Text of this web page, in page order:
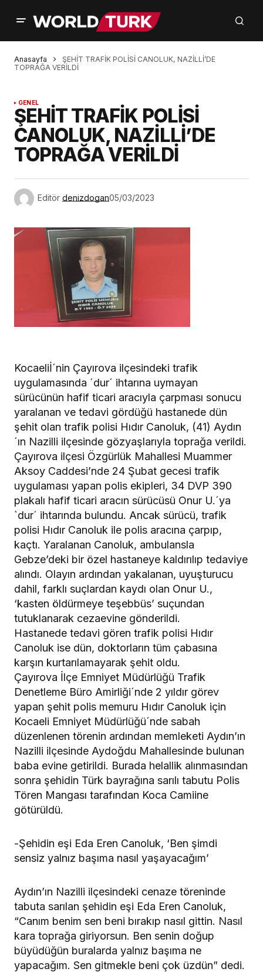
Anasayfa
ŞEHİT TRAFİK POLİSİ CANOLUK, NAZİLLİ’DE
TOPRAĞA VERİLDİ
GENEL
ŞEHİT TRAFİK POLİSİ
CANOLUK, NAZİLLİ’DE
TOPRAĞA VERİLDİ
Editör denizdogan05/03/2023
Kocaeliİ´nin Çayırova ilçesindeki trafik
uygulamasında ´dur´ ihtarına uymayan
sürücünün hafif ticari aracıyla çarpması sonucu
yaralanan ve tedavi gördüğü hastanede dün
şehit olan trafik polisi Hıdır Canoluk, (41) Aydın
´ın Nazilli ilçesinde gözyaşlarıyla toprağa verildi.
Çayırova ilçesi Özgürlük Mahallesi Muammer
Aksoy Caddesi’nde 24 Şubat gecesi trafik
uygulaması yapan polis ekipleri, 34 DVP 390
plakalı hafif ticari aracın sürücüsü Onur U.´ya
`dur´ ihtarında bulundu. Ancak sürücü, trafik
polisi Hıdır Canoluk ile polis aracına çarpıp,
kaçtı. Yaralanan Canoluk, ambulansla
Gebze’deki bir özel hastaneye kaldırılıp tedaviye
alındı. Olayın ardından yakalanan, uyuşturucu
dahil, farklı suçlardan kaydı olan Onur U.,
‘kasten öldürmeye teşebbüs’ suçundan
tutuklanarak cezaevine gönderildi.
Hastanede tedavi gören trafik polisi Hıdır
Canoluk ise dün, doktorların tüm çabasına
karşın kurtarılamayarak şehit oldu.
Çayırova İlçe Emniyet Müdürlüğü Trafik
Denetleme Büro Amirliği´nde 2 yıldır görev
yapan şehit polis memuru Hıdır Canoluk için
Kocaeli Emniyet Müdürlüğü´nde sabah
düzenlenen törenin ardından memleketi Aydın’ın
Nazilli ilçesinde Aydoğdu Mahallesinde bulunan
baba evine getirildi. Burada helallik alınmasından
sonra şehidin Türk bayrağına sarılı tabutu Polis
Tören Mangası tarafından Koca Camiine
götürüldü.
-Şehidin eşi Eda Eren Canoluk, ‘Ben şimdi
sensiz yalnız başıma nasıl yaşayacağım’
Aydın’ın Nazilli ilçesindeki cenaze töreninde
tabuta sarılan şehidin eşi Eda Eren Canoluk,
“Canım benim sen beni bırakıp nasıl gittin. Nasıl
kara toprağa giriyorsun. Ben senin doğup
büyüdüğün buralarda yalnız başıma ne
yapacağım. Sen gitmekle beni çok üzdün” dedi.